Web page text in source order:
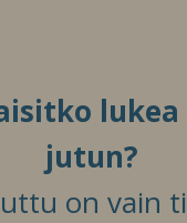
lukea
jutun?
on vain